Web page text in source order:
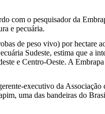
com o pesquisador da
e pecuária.
de peso vivo) por hectare
Sudeste, estima que a
e Centro-Oeste. A
executivo da
uma das bandeiras do